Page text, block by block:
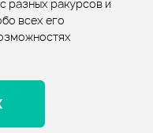
разных ракурсов и
всех его